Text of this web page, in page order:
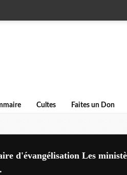
Cultes Faites un Don
d'évangélisation Les